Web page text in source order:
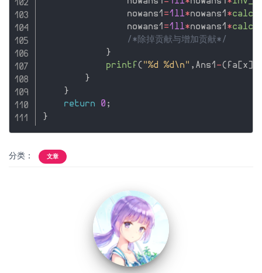
                nowans1
=1ll*nowans1 *calc
                nowans1
=1ll*nowans1 *calc
/*除掉贡献与增加贡献*/
}
printf ( "%d %d\n" , Ans1 -( fa [x]
}
}
return
0 ;
}
分类： 文章